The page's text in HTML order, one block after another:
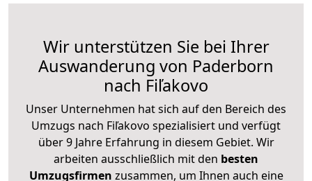
Wir unterstützen Sie bei Ihrer
Auswanderung von Paderborn
nach Fiľakovo
Unser Unternehmen hat sich auf den Bereich des
Umzugs nach Fiľakovo spezialisiert und verfügt
über 9 Jahre Erfahrung in diesem Gebiet. Wir
arbeiten ausschließlich mit den besten
Umzugsfirmen zusammen, um Ihnen auch eine